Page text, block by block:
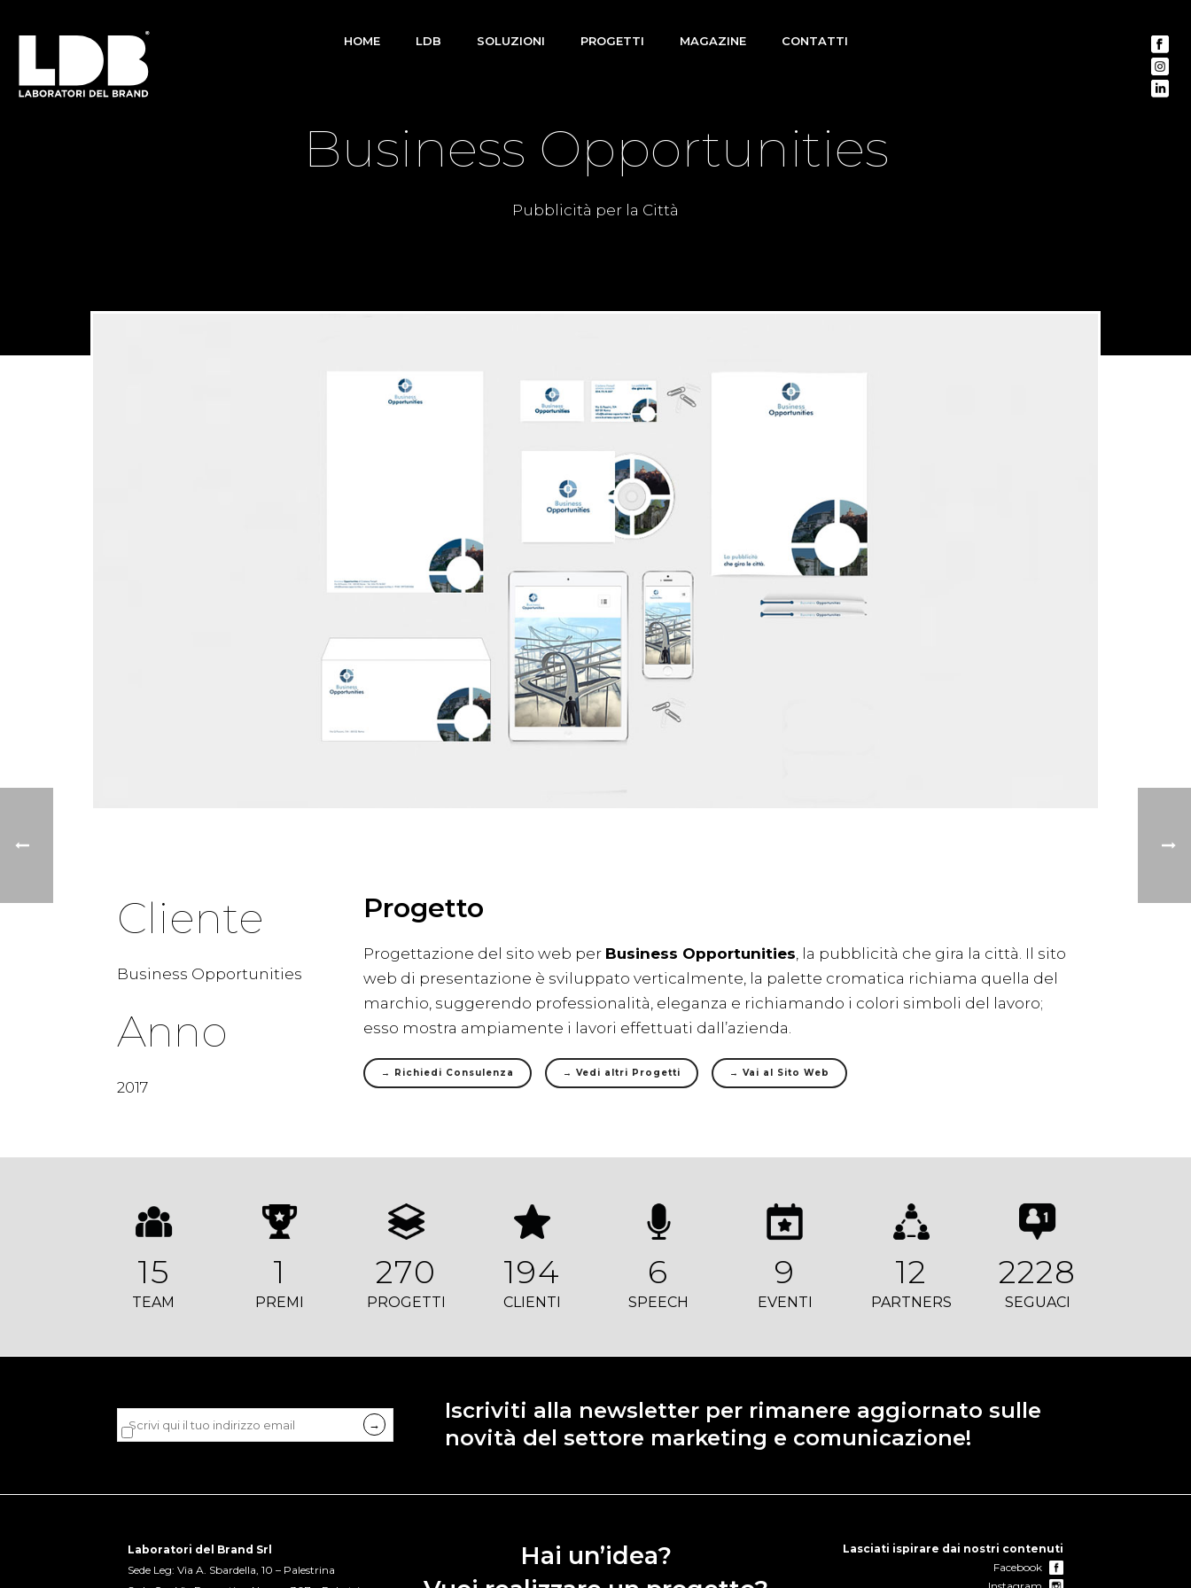
HOME LDB SOLUZIONI PROGETTI MAGAZINE CONTATTI
Business Opportunities
Pubblicità per la Città
Cliente
Business Opportunities
Anno
2017
Progetto
Progettazione del sito web per Business Opportunities, la pubblicità che gira la città. Il sito
web di presentazione è sviluppato verticalmente, la palette cromatica richiama quella del
marchio, suggerendo professionalità, eleganza e richiamando i colori simboli del lavoro;
esso mostra ampiamente i lavori effettuati dall’azienda.
→ Richiedi Consulenza → Vedi altri Progetti → Vai al Sito Web
15
TEAM
1
PREMI
270
PROGETTI
194
CLIENTI
6
SPEECH
9
EVENTI
12
PARTNERS
2228
SEGUACI
Dichiaro di accettare laprivacy policy
Iscriviti alla newsletter per rimanere aggiornato sulle
novità del settore marketing e comunicazione!
Laboratori del Brand Srl
Sede Leg: Via A. Sbardella, 10 – Palestrina
Hai un’idea?
Lasciati ispirare dai nostri contenuti
Facebook